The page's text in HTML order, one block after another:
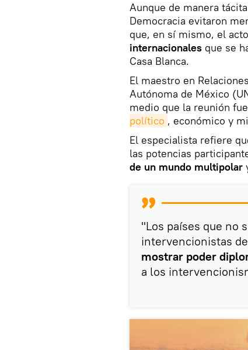
Aunque de manera
Democracia evitaron
que, en sí mismo, el acto
internacionales que se
Casa Blanca.
El maestro en
Autónoma de México
medio que la reunión
político , económico y
El especialista refiere
las potencias
de un mundo multipolar
"Los países que no
intervencionistas
mostrar poder
a los